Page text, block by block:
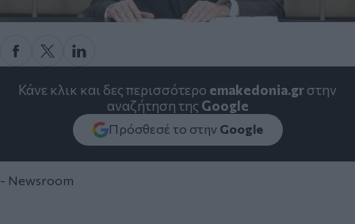
Κάνε κλικ και δες περισσότερο emakedonia.grστην
αναζήτηση της Google
Πρόσθεσέ το στην Google
- Newsroom